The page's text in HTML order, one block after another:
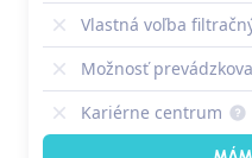
Vlastná voľba
Možnosť
Kariérne centrum